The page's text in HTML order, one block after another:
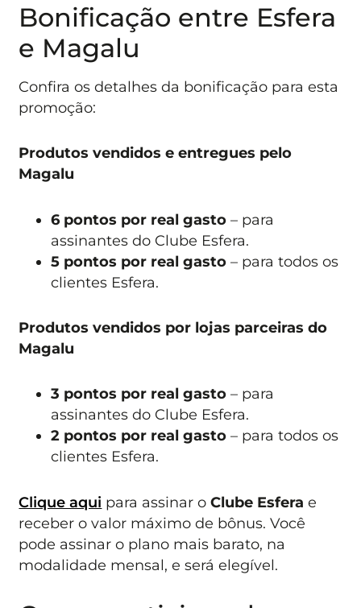
Bonificação entre Esfera
e Magalu
Confira os detalhes da bonificação para esta
promoção:
Produtos vendidos e entregues pelo
Magalu
6 pontos por real gasto – para
assinantes do Clube Esfera.
5 pontos por real gasto – para todos os
clientes Esfera.
Produtos vendidos por lojas parceiras do
Magalu
3 pontos por real gasto – para
assinantes do Clube Esfera.
2 pontos por real gasto – para todos os
clientes Esfera.
Clique aqui para assinar oClube Esfera e
receber o valor máximo de bônus. Você
pode assinar o plano mais barato, na
modalidade mensal, e será elegível.